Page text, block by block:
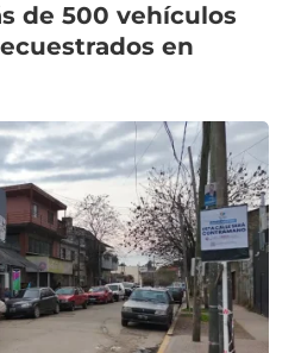
de 500 vehículos
en